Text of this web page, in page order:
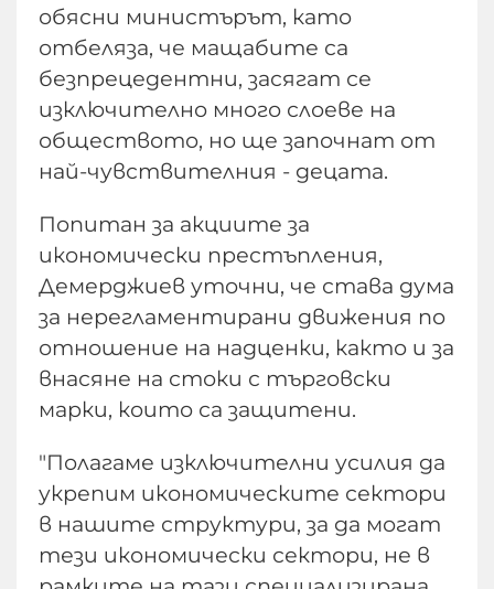
обясни министърът, като
отбеляза, че мащабите са
безпрецедентни, засягат се
изключително много слоеве на
обществото, но ще започнат от
най-чувствителния - децата.
Попитан за акциите за
икономически престъпления,
Демерджиев уточни, че става дума
за нерегламентирани движения по
отношение на надценки, както и за
внасяне на стоки с търговски
марки, които са защитени.
"Полагаме изключителни усилия да
укрепим икономическите сектори
в нашите структури, за да могат
тези икономически сектори, не в